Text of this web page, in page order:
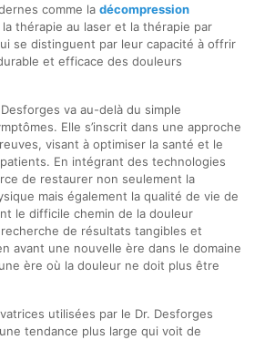
comme la décompression
la thérapie au laser et la thérapie par
se distinguent par leur capacité à offrir
et efficace des douleurs
va au-delà du simple
Elle s’inscrit dans une approche
visant à optimiser la santé et le
En intégrant des technologies
de restaurer non seulement la
mais également la qualité de vie de
le difficile chemin de la douleur
de résultats tangibles et
avant une nouvelle ère dans le domaine
ère où la douleur ne doit plus être
utilisées par le Dr. Desforges
tendance plus large qui voit de